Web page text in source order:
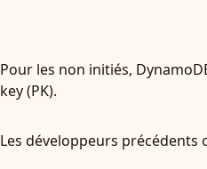
Pour les non initiés,
key (PK).
Les développeurs